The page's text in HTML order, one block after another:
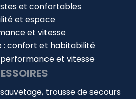
et confortables
et espace
et vitesse
: confort et habitabilité
et vitesse
trousse de secours